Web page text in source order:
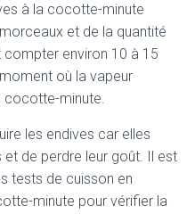
à la cocotte-minute
et de la quantité
compter environ 10 à 15
où la vapeur
cocotte-minute.
les endives car elles
de perdre leur goût. Il est
tests de cuisson en
minute pour vérifier la